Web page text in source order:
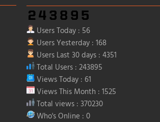
Users Today : 56
Users Yesterday : 168
Users Last 30 days : 4351
Total Users : 243895
Views Today : 61
Views This Month : 1525
Total views : 370230
Who's Online : 0